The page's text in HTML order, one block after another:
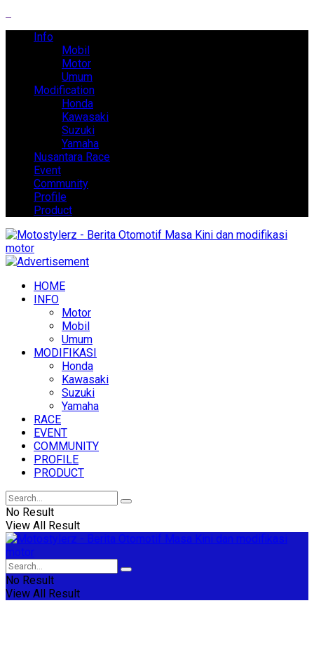
Info
Mobil
Motor
Umum
Modification
Honda
Kawasaki
Suzuki
Yamaha
Nusantara Race
Event
Community
Profile
Product
HOME
INFO
Motor
Mobil
Umum
MODIFIKASI
Honda
Kawasaki
Suzuki
Yamaha
RACE
EVENT
COMMUNITY
PROFILE
PRODUCT
No Result
View All Result
No Result
View All Result